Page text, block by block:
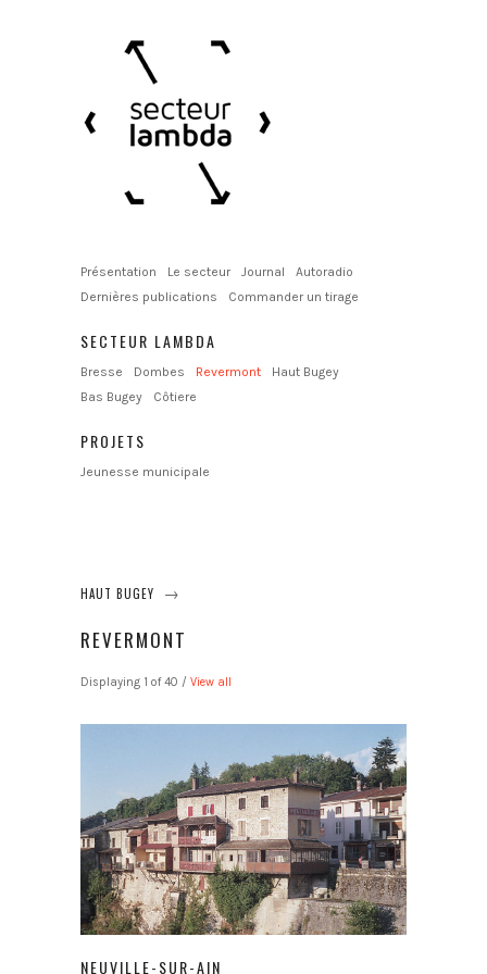
Présentation Le secteur Journal
Autoradio
Dernières publications
Commander un tirage
SECTEUR LAMBDA
Bresse Dombes Revermont
Haut Bugey
Bas Bugey
Côtiere
PROJETS
Jeunesse municipale
HAUT BUGEY →
REVERMONT
Displaying 1 of 40 / View all
NEUVILLE-SUR-AIN